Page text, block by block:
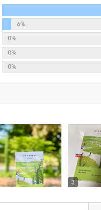
서
떨까!
척하는 대비적인 것이 아
재할 수 없다고 말한다. 시
은 시련의 극복도 뒤에 찾
다. 시인은 우리에게 “뒷모
이다.
보며 하늘멍/ 바다를 보
6%
0%
0%
0%
3